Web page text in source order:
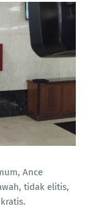
Ance
tidak elitis,